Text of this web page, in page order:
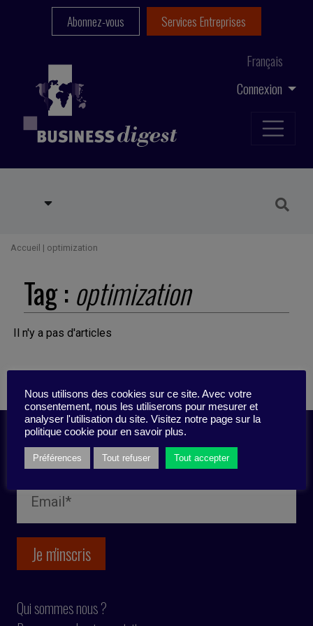
Connexion
Français
Abonnez-vous Services Entreprises
Accueil | optimization
Tag : optimization
Il n'y a pas d'articles
Inscription newsletter
Qui sommes nous ?
Nous utilisons des cookies sur ce site. Avec votre
consentement, nous les utiliserons pour mesurer et
analyser l'utilisation du site. Visitez notre page sur la
politique cookie pour en savoir plus.
Préférences Tout refuser Tout accepter